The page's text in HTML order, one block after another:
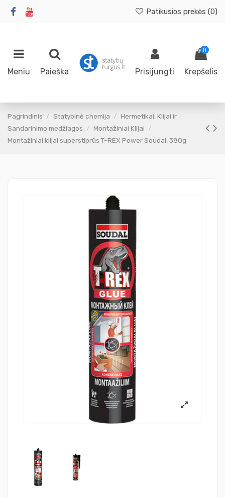
Patikusios prekės (0)
Meniu Paieška Prisijungti
0
Krepšelis
Pagrindinis Statybinė chemija
Hermetikai, Klijai ir
Sandarinimo medžiagos
Montažiniai Klijai
Montažiniai klijai superstiprūs T-REX Power Soudal, 380g